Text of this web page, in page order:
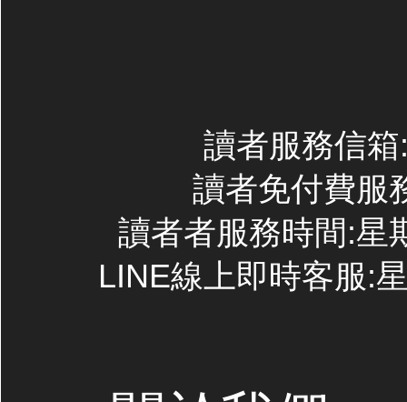
讀者服務信
讀者免付費服
讀者者服務時間:星
LINE線上即時客服: